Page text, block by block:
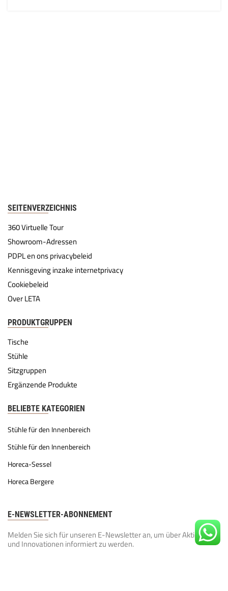
SEITENVERZEICHNIS
360 Virtuelle Tour
Showroom-Adressen
PDPL en ons privacybeleid
Kennisgeving inzake internetprivacy
Cookiebeleid
Over LETA
PRODUKTGRUPPEN
Tische
Stühle
Sitzgruppen
Ergänzende Produkte
BELIEBTE KATEGORIEN
Stühle für den Innenbereich
Stühle für den Innenbereich
Horeca-Sessel
Horeca Bergere
E-NEWSLETTER-ABONNEMENT
Melden Sie sich für unseren E-Newsletter an, um über Aktionen
und Innovationen informiert zu werden.